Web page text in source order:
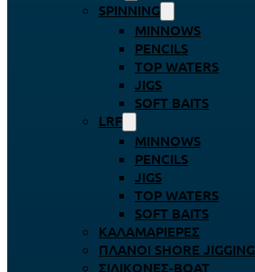
SPINNING
MINNOWS
PENCILS
TOP WATERS
JIGS
SOFT BAITS
LRF
MINNOWS
PENCILS
JIGS
TOP WATERS
SOFT BAITS
ΚΑΛΑΜΑΡΙΈΡΕΣ
ΠΛΆΝΟΙ SHORE JIGGING
ΣΙΛΙΚΌΝΕΣ-BOAT